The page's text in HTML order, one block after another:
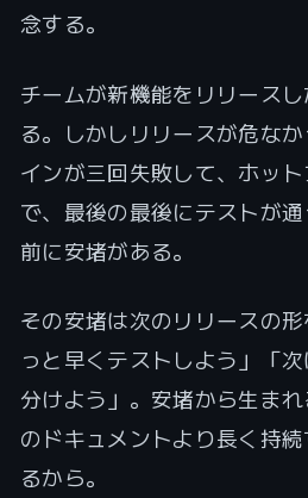
念する。
チームが新機能をリリース
る。しかしリリースが危な
インが三回失敗して、ホッ
で、最後の最後にテストが
前に安堵がある。
その安堵は次のリリースの
っと早くテストしよう」「
分けよう」。安堵から生ま
のドキュメントより長く持
るから。